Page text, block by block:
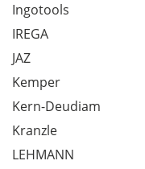
Ingotools
IREGA
JAZ
Kemper
Kern-Deudiam
Kranzle
LEHMANN